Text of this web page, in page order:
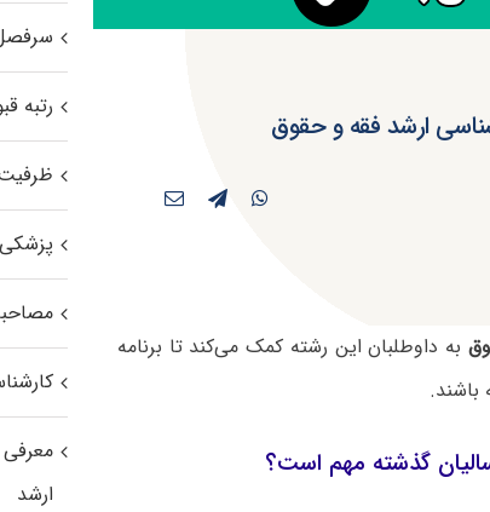
ارشد فقه و حقوق
به داوطلبان این رشته کمک می‌کند تا برنامه
باشند.
گذشته مهم است؟
رتبه
معرفی
ارشد